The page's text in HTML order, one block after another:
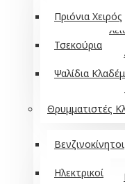
Πριόνια Χειρός
Τσεκούρια
Ψαλίδια
Θρυμματιστές
Βενζινοκίνητοι
Ηλεκτρικοί